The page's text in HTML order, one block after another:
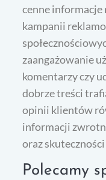
cenne
kampanii
zaangażowanie
komentarzy czy
dobrze treści
opinii klientów
informacji
oraz
Polecamy